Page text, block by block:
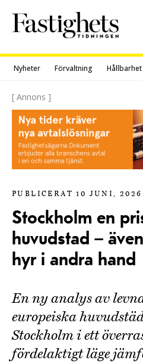
content
Nyheter Förvaltning Hållbarhet
[ Annons ]
PUBLICERAT 10 JUNI, 2026
Stockholm en
huvudstad –
hyr i andra hand
En ny analys av
europeiska
Stockholm i ett
fördelaktigt läge